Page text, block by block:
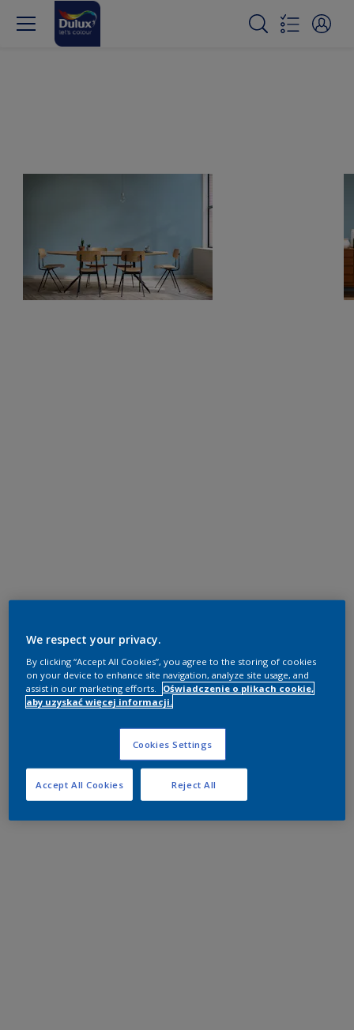
We respect your privacy.
By clicking “Accept All Cookies”, you agree to the storing of cookies
on your device to enhance site navigation, analyze site usage, and
assist in our marketing efforts.
Oświadczenie o plikach cookie,
aby uzyskać więcej informacji.
Cookies Settings
Reject All
Accept All Cookies